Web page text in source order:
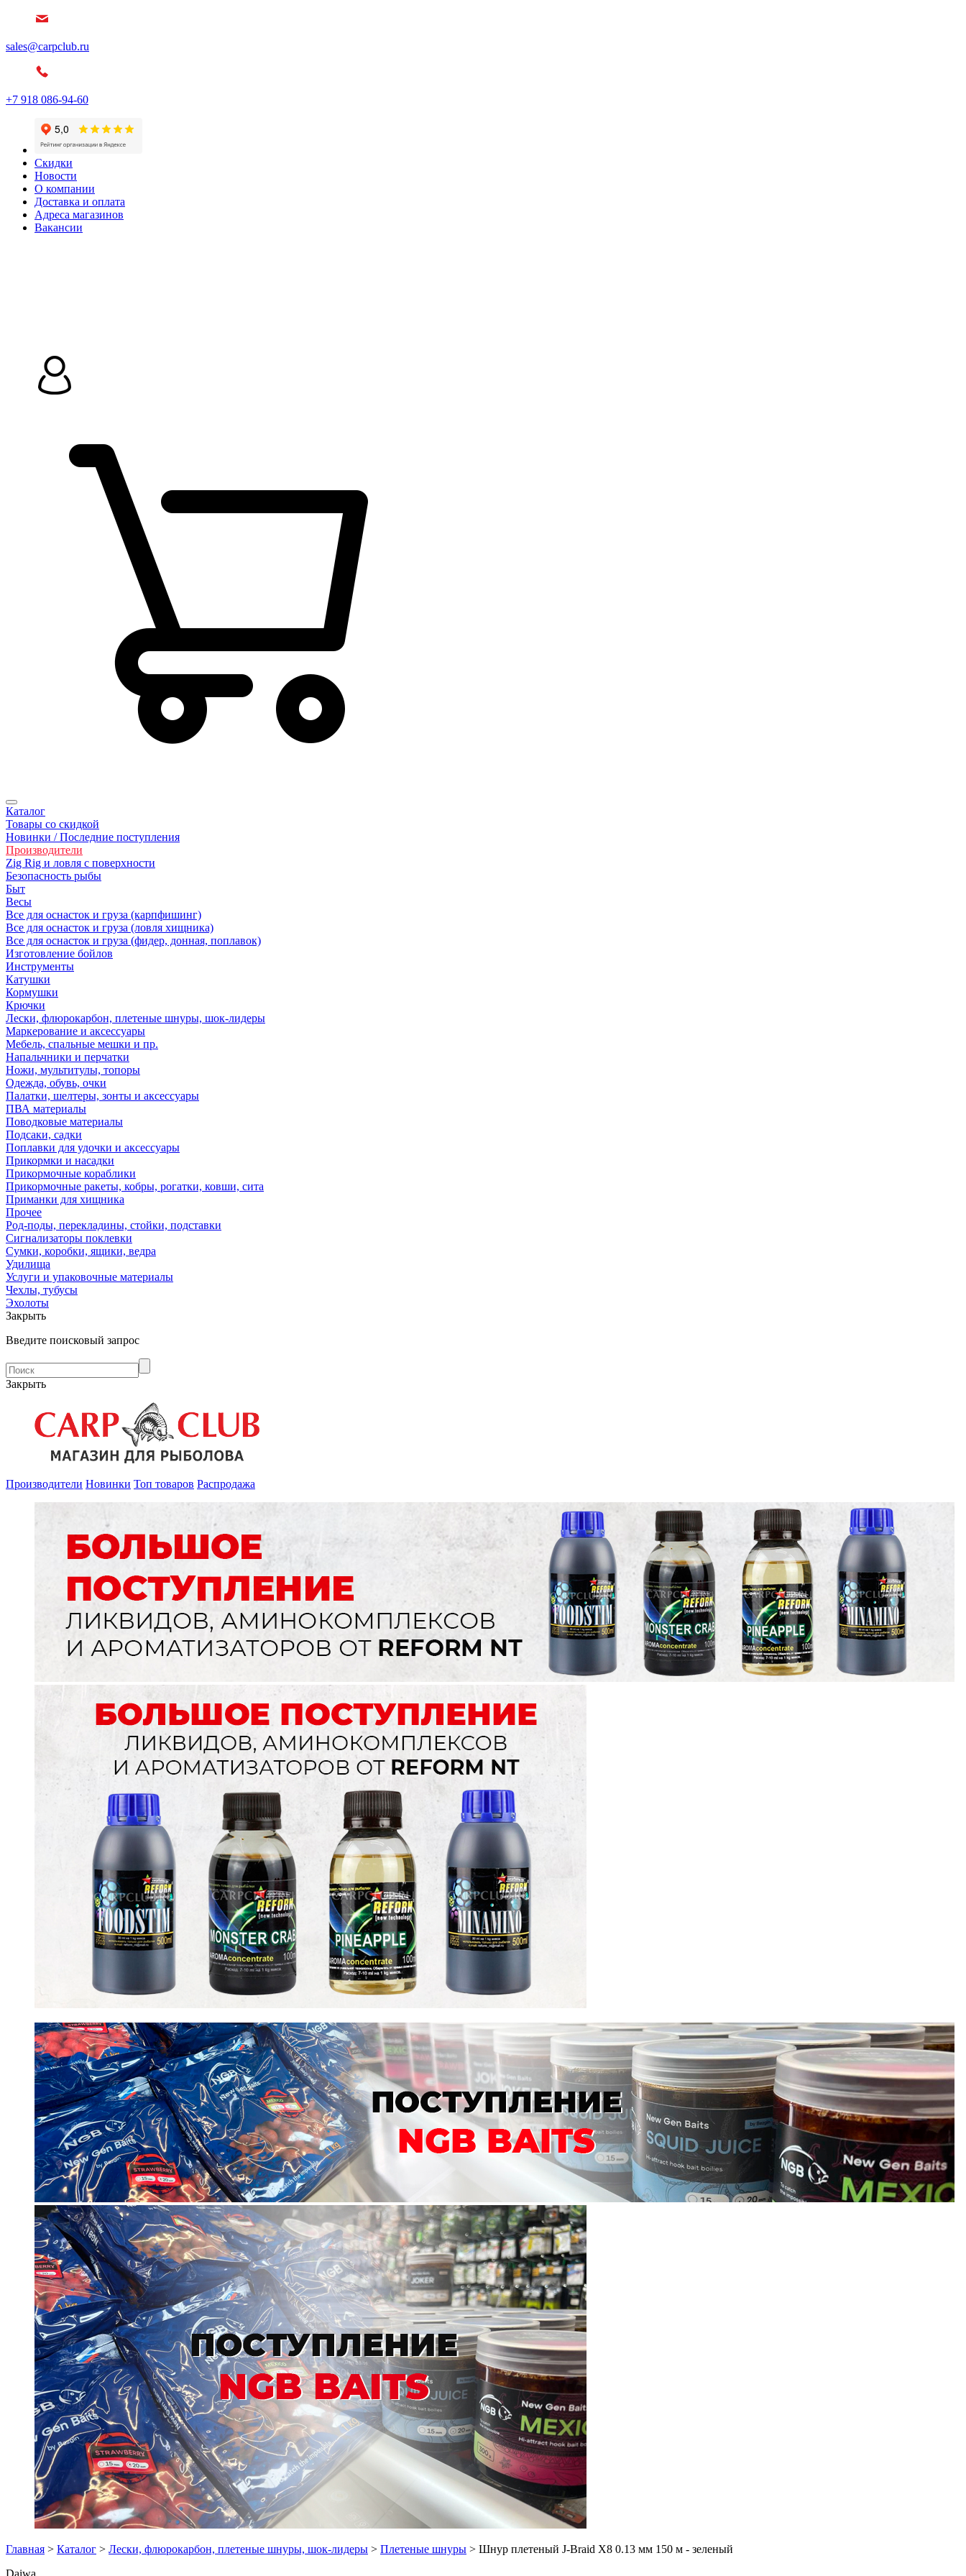
sales@carpclub.ru
+7 918 086-94-60
Скидки
Новости
О компании
Доставка и оплата
Адреса магазинов
Вакансии
Каталог
Товары со скидкой
Новинки / Последние поступления
Производители
Zig Rig и ловля с поверхности
Безoпасность рыбы
Быт
Весы
Все для оснасток и груза (карпфишинг)
Все для оснасток и груза (ловля хищника)
Все для оснасток и груза (фидер, донная, поплавок)
Изготовление бойлов
Инструменты
Катушки
Кормушки
Крючки
Лески, флюрокарбон, плетеные шнуры, шок-лидеры
Маркерование и аксессуары
Мебель, спальные мешки и пр.
Напальчники и перчатки
Ножи, мультитулы, топоры
Одежда, обувь, очки
Палатки, шелтеры, зонты и аксессуары
ПВА материалы
Поводковые материалы
Подсаки, садки
Поплавки для удочки и аксессуары
Прикормки и насадки
Прикормочные кораблики
Прикормочные ракеты, кобры, рогатки, ковши, сита
Приманки для хищника
Прочее
Род-поды, перекладины, стойки, подставки
Сигнализаторы поклевки
Сумки, коробки, ящики, ведра
Удилища
Услуги и упаковочные материалы
Чехлы, тубусы
Эхолоты
Закрыть
Введите поисковый запрос
Закрыть
Производители Новинки Топ товаров Распродажа
Главная > Каталог > Лески, флюрокарбон, плетеные шнуры, шок-лидеры > Плетеные шнуры > Шнур плетеный J-Braid X8 0.13 мм 150 м - зеленый
Daiwa